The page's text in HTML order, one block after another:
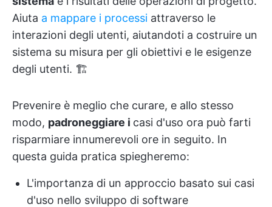
Aiuta a mappare i processi attraverso le
interazioni degli utenti, aiutandoti a costruire un
sistema su misura per gli obiettivi e le esigenze
degli utenti. 🏗️
Prevenire è meglio che curare, e allo stesso
modo, padroneggiare i casi d'uso ora può farti
risparmiare innumerevoli ore in seguito. In
questa guida pratica spiegheremo:
L'importanza di un approccio basato sui casi
d'uso nello sviluppo di software